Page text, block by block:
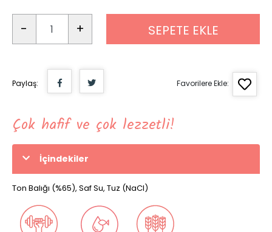
- + SEPETE EKLE
Paylaş: Favorilere Ekle:
Çok hafif ve çok lezzetli!
İçindekiler
Ton Balığı (%65), Saf Su, Tuz (NaCI)